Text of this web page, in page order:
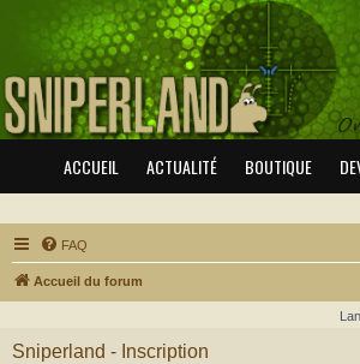
ACCUEIL ACTUALITÉ BOUTIQUE
FAQ
Accueil du forum
Sniperland - Inscription